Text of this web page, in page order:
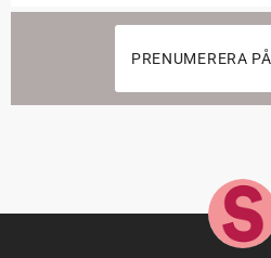
PRENUMERERA